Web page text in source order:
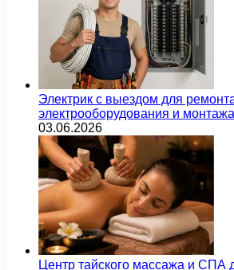
Электрик с выездом для
электрооборудования и
03.06.2026
Центр тайского массажа и СПА